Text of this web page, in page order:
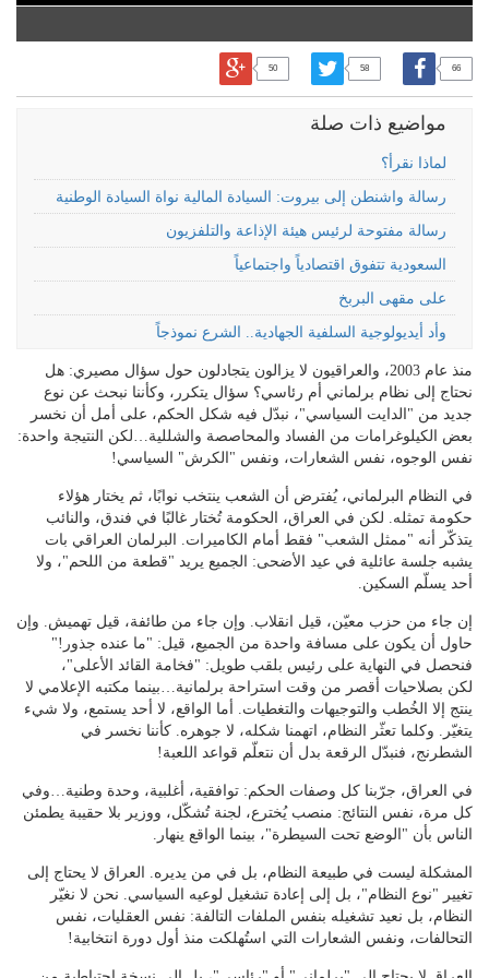
66
58
50
مواضيع ذات صلة
لماذا نقرأ؟
رسالة واشنطن إلى بيروت: السيادة المالية نواة السيادة الوطنية
رسالة مفتوحة لرئيس هيئة الإذاعة والتلفزيون
السعودية تتفوق اقتصادياً واجتماعياً
على مقهى البربخ
وأد أيديولوجية السلفية الجهادية.. الشرع نموذجاً
منذ عام 2003، والعراقيون لا يزالون يتجادلون حول سؤال مصيري: هل
نحتاج إلى نظام برلماني أم رئاسي؟ سؤال يتكرر، وكأننا نبحث عن نوع
جديد من "الدايت السياسي"، نبدّل فيه شكل الحكم، على أمل أن نخسر
بعض الكيلوغرامات من الفساد والمحاصصة والشللية…لكن النتيجة واحدة:
نفس الوجوه، نفس الشعارات، ونفس "الكرش" السياسي!
في النظام البرلماني، يُفترض أن الشعب ينتخب نوابًا، ثم يختار هؤلاء
حكومة تمثله. لكن في العراق، الحكومة تُختار غالبًا في فندق، والنائب
يتذكّر أنه "ممثل الشعب" فقط أمام الكاميرات. البرلمان العراقي بات
يشبه جلسة عائلية في عيد الأضحى: الجميع يريد "قطعة من اللحم"، ولا
أحد يسلّم السكين.
إن جاء من حزب معيّن، قيل انقلاب. وإن جاء من طائفة، قيل تهميش. وإن
حاول أن يكون على مسافة واحدة من الجميع، قيل: "ما عنده جذور!"
فنحصل في النهاية على رئيس بلقب طويل: "فخامة القائد الأعلى"،
لكن بصلاحيات أقصر من وقت استراحة برلمانية…بينما مكتبه الإعلامي لا
ينتج إلا الخُطب والتوجيهات والتغطيات. أما الواقع، لا أحد يستمع، ولا شيء
يتغيّر. وكلما تعثّر النظام، اتهمنا شكله، لا جوهره. كأننا نخسر في
الشطرنج، فنبدّل الرقعة بدل أن نتعلّم قواعد اللعبة!
في العراق، جرّبنا كل وصفات الحكم: توافقية، أغلبية، وحدة وطنية…وفي
كل مرة، نفس النتائج: منصب يُخترع، لجنة تُشكّل، ووزير بلا حقيبة يطمئن
الناس بأن "الوضع تحت السيطرة"، بينما الواقع ينهار.
المشكلة ليست في طبيعة النظام، بل في من يديره. العراق لا يحتاج إلى
تغيير "نوع النظام"، بل إلى إعادة تشغيل لوعيه السياسي. نحن لا نغيّر
النظام، بل نعيد تشغيله بنفس الملفات التالفة: نفس العقليات، نفس
التحالفات، ونفس الشعارات التي استُهلكت منذ أول دورة انتخابية!